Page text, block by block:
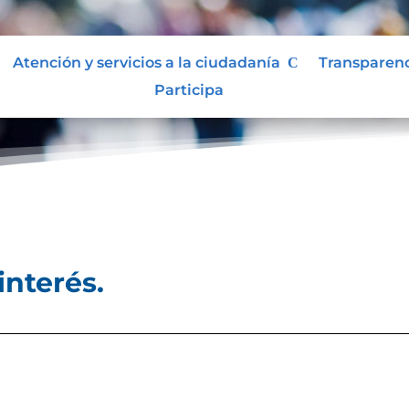
Atención y servicios a la ciudadanía
Participa
interés.